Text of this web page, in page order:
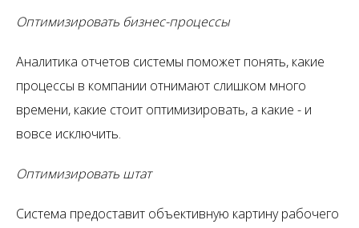
Оптимизировать бизнес-процессы
Аналитика отчетов системы поможет понять, какие
процессы в компании отнимают слишком много
времени, какие стоит оптимизировать, а какие - и
вовсе исключить.
Оптимизировать штат
Система предоставит объективную картину рабочего